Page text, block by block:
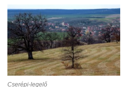
Cserépi-legelő